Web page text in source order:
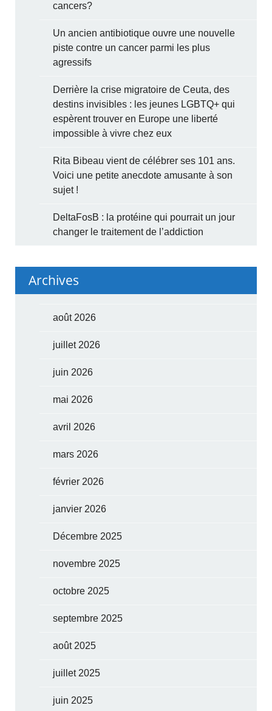
cancers?
Un ancien antibiotique ouvre une nouvelle
piste contre un cancer parmi les plus
agressifs
Derrière la crise migratoire de Ceuta, des
destins invisibles : les jeunes LGBTQ+ qui
espèrent trouver en Europe une liberté
impossible à vivre chez eux
Rita Bibeau vient de célébrer ses 101 ans.
Voici une petite anecdote amusante à son
sujet !
DeltaFosB : la protéine qui pourrait un jour
changer le traitement de l’addiction
Archives
août 2026
juillet 2026
juin 2026
mai 2026
avril 2026
mars 2026
février 2026
janvier 2026
Décembre 2025
novembre 2025
octobre 2025
septembre 2025
août 2025
juillet 2025
juin 2025